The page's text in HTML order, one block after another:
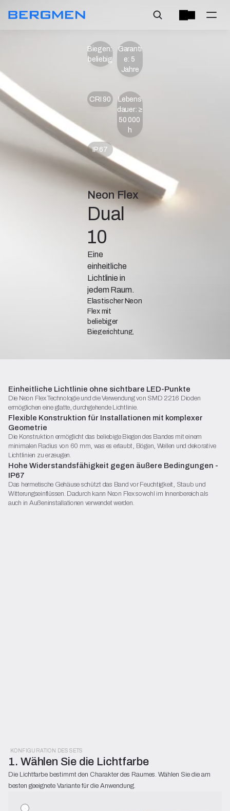
Lebens
dauer: ≥
50 000
h
Garanti
e: 5
Jahre
Biegen:
beliebig
IP 67
CRI 90
Neon Flex
Dual
10
Eine
einheitliche
Lichtlinie in
jedem Raum.
Elastischer Neon
Flex mit
beliebiger
Biegerichtung,
Lichtlinie und
architektonischen
Installationen
bietet.
Kontakt
Beginnen Sie mit der Konfiguration
Einheitliche Lichtlinie ohne sichtbare LED-Punkte
Die Neon Flex Technologie und die Verwendung von SMD 2216 Dioden
ermöglichen eine glatte, durchgehende Lichtlinie.
Flexible Konstruktion für Installationen mit komplexer
Geometrie
Die Konstruktion ermöglicht das beliebige Biegen des Bandes mit einem
minimalen Radius von 60 mm, was es erlaubt, Bögen, Wellen und dekorative
Lichtlinien zu erzeugen.
Hohe Widerstandsfähigkeit gegen äußere Bedingungen -
IP67
Das hermetische Gehäuse schützt das Band vor Feuchtigkeit, Staub und
Witterungseinflüssen. Dadurch kann Neon Flex sowohl im Innenbereich als
auch in Außeninstallationen verwendet werden.
KONFIGURATION DES SETS
1. Wählen Sie die Lichtfarbe
Die Lichtfarbe bestimmt den Charakter des Raumes. Wählen Sie die am
besten geeignete Variante für die Anwendung.